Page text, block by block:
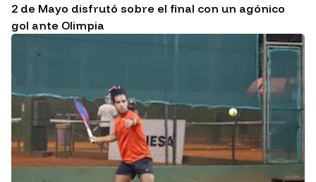
2 de Mayo disfrutó sobre el final con un agónico
gol ante Olimpia